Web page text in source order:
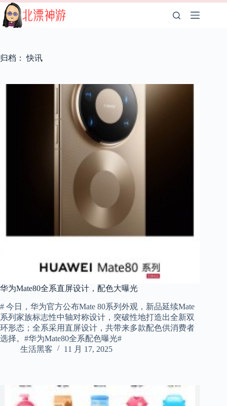
跳
至
内
归档： 快讯
华为Mate80全系直屏设计，配色大曝光
# 今日，华为官方公布Mate 80系列外观，新品延续Mate
系列家族标志性中轴对称设计，突破性地打造出全新双
环形态；全系采用直屏设计，共带来多款配色供消费者
选择。#华为Mate80全系配色曝光#
生活黑客
11 月 17, 2025